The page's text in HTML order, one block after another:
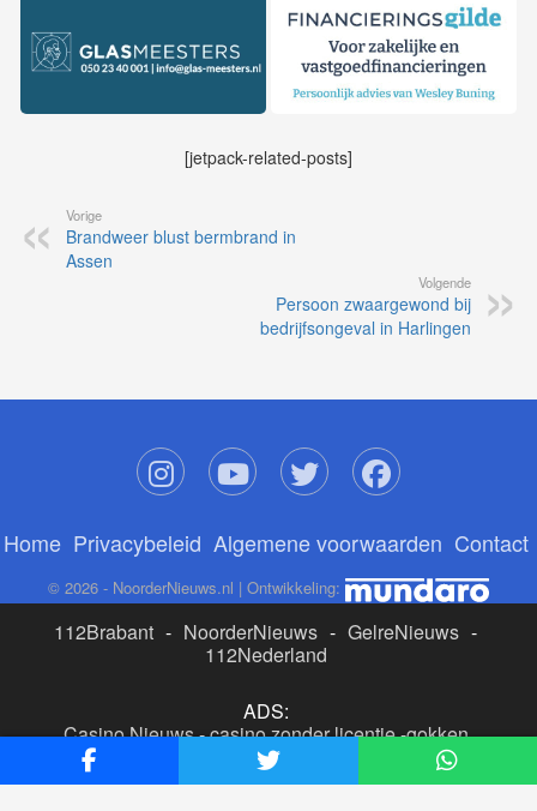
[jetpack-related-posts]
Vorige
Brandweer blust bermbrand in
Assen
Volgende
Persoon zwaargewond bij
bedrijfsongeval in Harlingen
Home Privacybeleid Algemene voorwaarden Contact
© 2026 - NoorderNieuws.nl | Ontwikkeling:
112Brabant - NoorderNieuws - GelreNieuws -
112Nederland
ADS:
Casino Nieuws-casino zonder licentie-gokken
buitenlandse site
beste online casino nederland